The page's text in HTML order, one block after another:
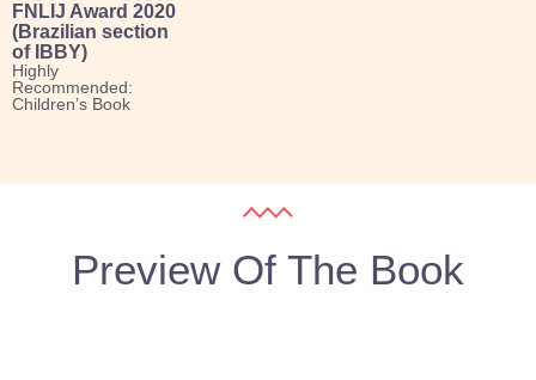
FNLIJ Award 2020
(Brazilian section
of IBBY)
Highly
Recommended:
Children’s Book
Preview Of The Book